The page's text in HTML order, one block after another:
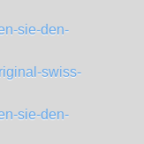
sie-den-
swiss-
sie-den-